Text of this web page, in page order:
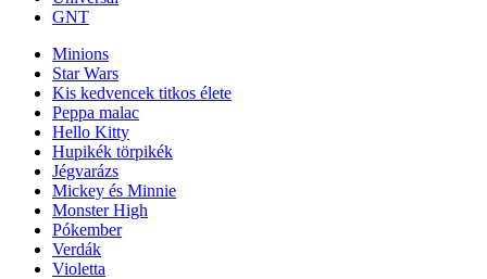
GNT
Minions
Star Wars
Kis kedvencek titkos élete
Peppa malac
Hello Kitty
Hupikék törpikék
Jégvarázs
Mickey és Minnie
Monster High
Pókember
Verdák
Violetta